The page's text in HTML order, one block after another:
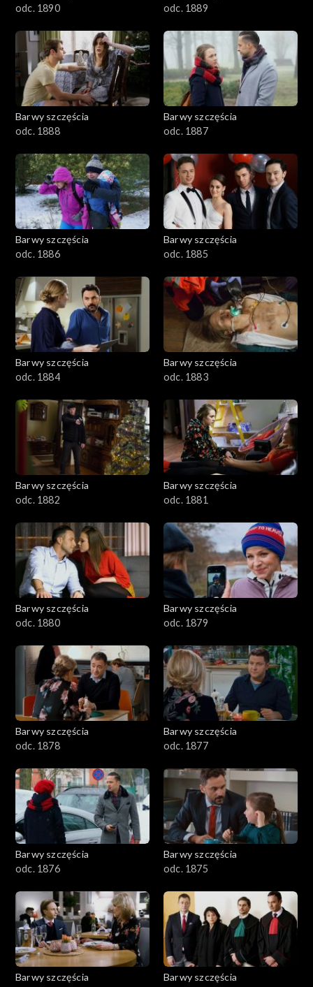
1101–1200
1001–1100
901–1000
801–900
782–800
odc. 1890
odc. 1889
Barwy szczęścia
odc. 1888
Barwy szczęścia
odc. 1887
Barwy szczęścia
odc. 1886
Barwy szczęścia
odc. 1885
Barwy szczęścia
odc. 1884
Barwy szczęścia
odc. 1883
Barwy szczęścia
odc. 1882
Barwy szczęścia
odc. 1881
Barwy szczęścia
odc. 1880
Barwy szczęścia
odc. 1879
Barwy szczęścia
odc. 1878
Barwy szczęścia
odc. 1877
Barwy szczęścia
odc. 1876
Barwy szczęścia
odc. 1875
Barwy szczęścia
Barwy szczęścia